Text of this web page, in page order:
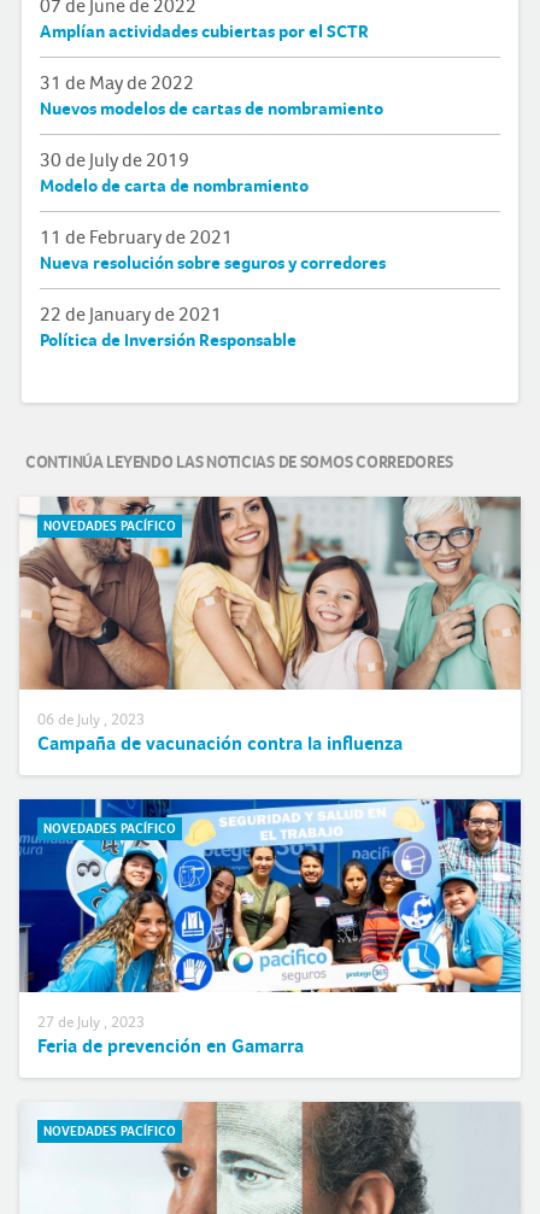
07 de June de 2022
Amplían actividades cubiertas por el SCTR
31 de May de 2022
Nuevos modelos de cartas de nombramiento
30 de July de 2019
Modelo de carta de nombramiento
11 de February de 2021
Nueva resolución sobre seguros y corredores
22 de January de 2021
Política de Inversión Responsable
CONTINÚA LEYENDO LAS NOTICIAS DE SOMOS CORREDORES
NOVEDADES PACÍFICO
06 de July , 2023
Campaña de vacunación contra la influenza
NOVEDADES PACÍFICO
27 de July , 2023
Feria de prevención en Gamarra
NOVEDADES PACÍFICO